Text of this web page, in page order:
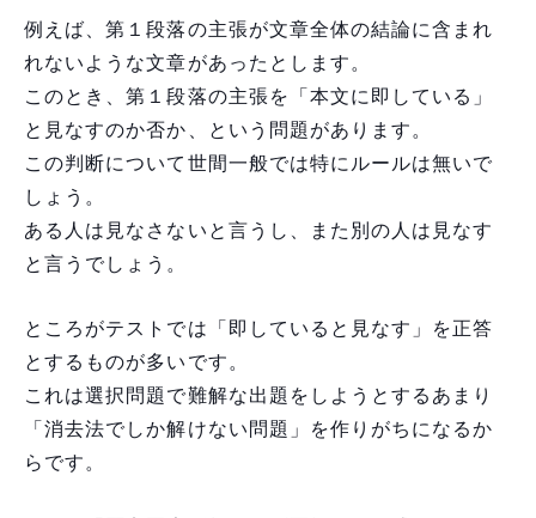
例えば、第１段落の主張が文章全体の結論に含まれ
れないような文章があったとします。
このとき、第１段落の主張を「本文に即している」
と見なすのか否か、という問題があります。
この判断について世間一般では特にルールは無いで
しょう。
ある人は見なさないと言うし、また別の人は見なす
と言うでしょう。
ところがテストでは「即していると見なす」を正答
とするものが多いです。
これは選択問題で難解な出題をしようとするあまり
「消去法でしか解けない問題」を作りがちになるか
らです。